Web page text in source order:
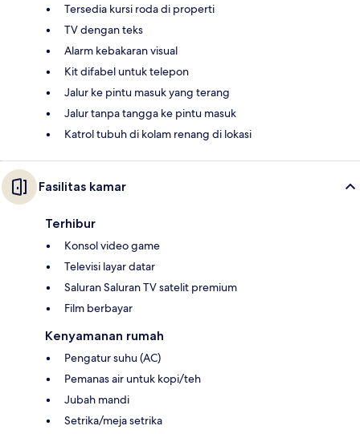
Tersedia kursi roda di properti
TV dengan teks
Alarm kebakaran visual
Kit difabel untuk telepon
Jalur ke pintu masuk yang terang
Jalur tanpa tangga ke pintu masuk
Katrol tubuh di kolam renang di lokasi
Fasilitas kamar
Terhibur
Konsol video game
Televisi layar datar
Saluran Saluran TV satelit premium
Film berbayar
Kenyamanan rumah
Pengatur suhu (AC)
Pemanas air untuk kopi/teh
Jubah mandi
Setrika/meja setrika